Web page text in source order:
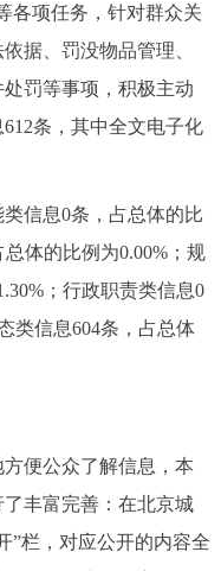
各项任务，针对群众关
据、罚没物品管理、
罚等事项，积极主动
条，其中全文电子化
信息0条，占总体的比
体的比例为0.00%；规
；行政职责类信息0
类信息604条，占总体
便公众了解信息，本
丰富完善：在北京城
”栏，对应公开的内容全